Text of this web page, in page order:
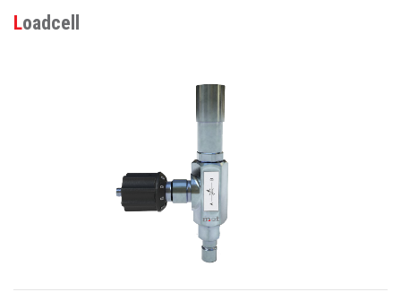
Loadcell